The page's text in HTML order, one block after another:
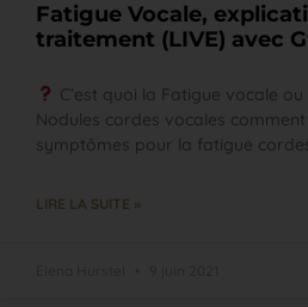
Fatigue Vocale,
traitement (LIVE) avec
C’est quoi la Fatigue vocale
Nodules cordes vocales
symptômes pour la fatigue
LIRE LA SUITE »